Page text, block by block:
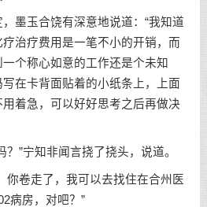
墨玉合饶有深意地说道：“我知道
治疗费用是一笔不小的开销，而
个称心如意的工作还是个未知
在卡背面贴着的小纸条上，上面
着急，可以好好思考之后再做决
”宁知非闻言挠了挠头，说道。
你卷走了，我可以去找住在合州医
病房，对吧？”